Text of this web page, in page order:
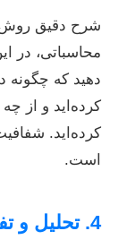
شرح دقیق
محاسباتی، در
دهید که چگونه
کرده‌اید و از چه
کرده‌اید.
است.